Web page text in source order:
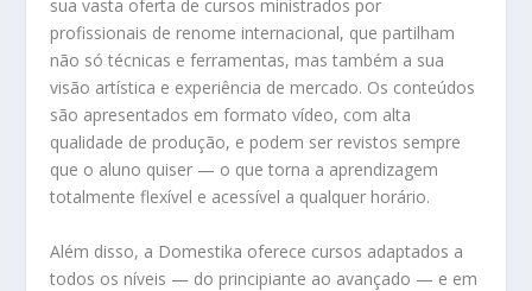
sua vasta oferta de cursos ministrados por
profissionais de renome internacional, que partilham
não só técnicas e ferramentas, mas também a sua
visão artística e experiência de mercado. Os conteúdos
são apresentados em formato vídeo, com alta
qualidade de produção, e podem ser revistos sempre
que o aluno quiser — o que torna a aprendizagem
totalmente flexível e acessível a qualquer horário.
Além disso, a Domestika oferece cursos adaptados a
todos os níveis — do principiante ao avançado — e em